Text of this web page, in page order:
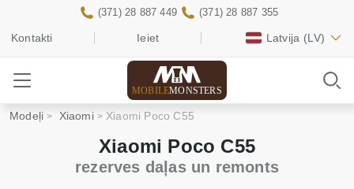
Kontakti Ieiet Latvija (LV)
(371) 28 887 449 (371) 28 887 355
MOBILEMONSTERS
Modeļi Xiaomi Xiaomi Poco C55
Xiaomi Poco C55
rezerves daļas un remonts